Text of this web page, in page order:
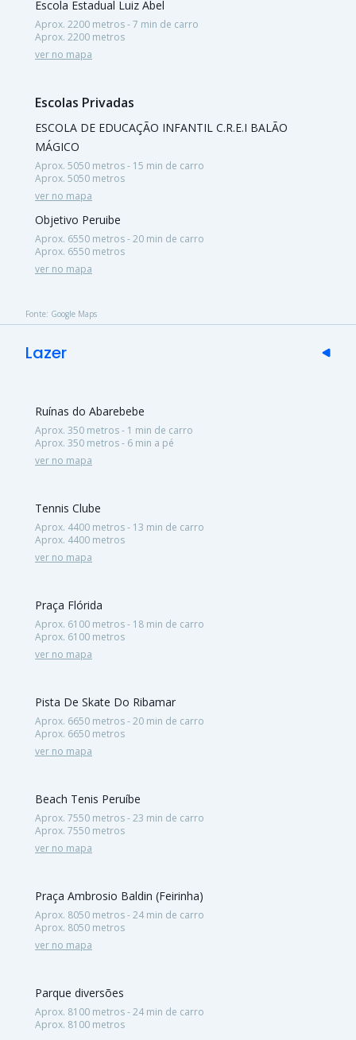
Escola Estadual Luiz Abel
Aprox. 2200 metros - 7 min de carro
Aprox. 2200 metros
ver no mapa
Escolas Privadas
ESCOLA DE EDUCAÇÃO INFANTIL C.R.E.I BALÃO
MÁGICO
Aprox. 5050 metros - 15 min de carro
Aprox. 5050 metros
ver no mapa
Objetivo Peruibe
Aprox. 6550 metros - 20 min de carro
Aprox. 6550 metros
ver no mapa
Fonte: Google Maps
Lazer
Ruínas do Abarebebe
Aprox. 350 metros - 1 min de carro
Aprox. 350 metros - 6 min a pé
ver no mapa
Tennis Clube
Aprox. 4400 metros - 13 min de carro
Aprox. 4400 metros
ver no mapa
Praça Flórida
Aprox. 6100 metros - 18 min de carro
Aprox. 6100 metros
ver no mapa
Pista De Skate Do Ribamar
Aprox. 6650 metros - 20 min de carro
Aprox. 6650 metros
ver no mapa
Beach Tenis Peruíbe
Aprox. 7550 metros - 23 min de carro
Aprox. 7550 metros
ver no mapa
Praça Ambrosio Baldin (Feirinha)
Aprox. 8050 metros - 24 min de carro
Aprox. 8050 metros
ver no mapa
Parque diversões
Aprox. 8100 metros - 24 min de carro
Aprox. 8100 metros